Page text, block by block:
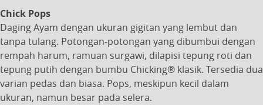
Chick Pops
Daging Ayam dengan ukuran gigitan yang lembut dan
tanpa tulang. Potongan-potongan yang dibumbui dengan
rempah harum, ramuan surgawi, dilapisi tepung roti dan
tepung putih dengan bumbu Chicking® klasik. Tersedia dua
varian pedas dan biasa. Pops, meskipun kecil dalam
ukuran, namun besar pada selera.